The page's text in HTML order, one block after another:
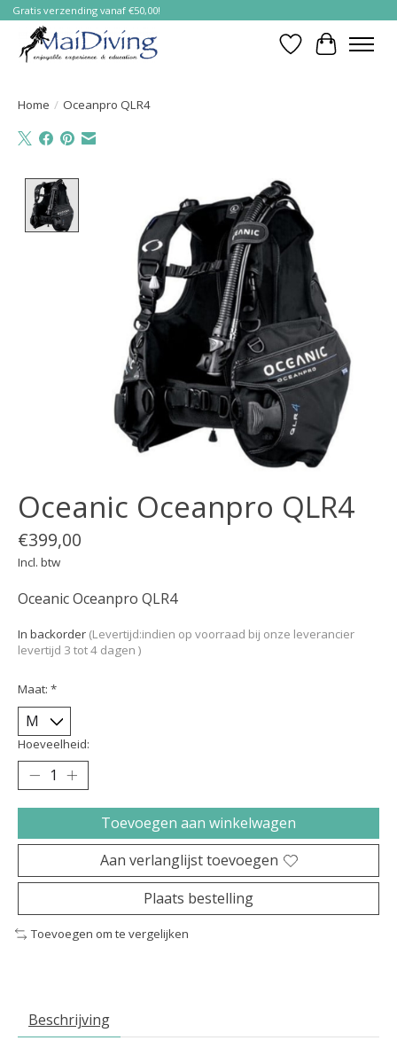
Gratis verzending vanaf €50,00!
Verlanglijst
Home / Oceanpro QLR4
Product image slideshow Items
Oceanic Oceanpro QLR4
€399,00
Incl. btw
Oceanic Oceanpro QLR4
In backorder (Levertijd:indien op voorraad bij onze leverancier
levertijd 3 tot 4 dagen )
Maat: *
Hoeveelheid:
Toevoegen aan winkelwagen
Aan verlanglijst toevoegen
Plaats bestelling
Toevoegen om te vergelijken
Beschrijving